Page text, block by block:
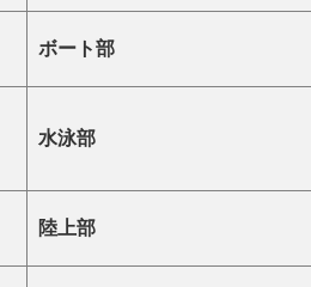
ボート部
水泳部
陸上部